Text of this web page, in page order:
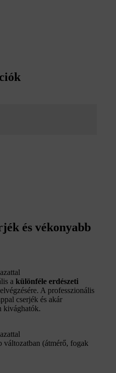
és vékonyabb
a különféle erdészeti
A professzionális
cserjék és akár
kivághatók.
változatban (átmérő, fogak